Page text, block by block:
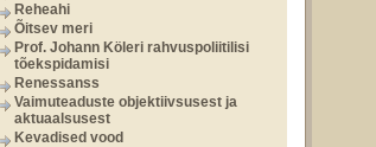
Reheahi
Õitsev meri
Prof. Johann Köleri rahvuspoliitilisi
tõekspidamisi
Renessanss
Vaimuteaduste objektiivsusest ja
aktuaalsusest
Kevadised vood